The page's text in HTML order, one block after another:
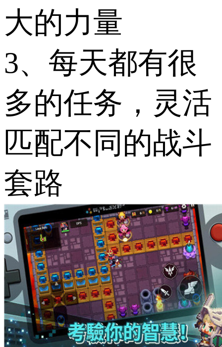
大的力量
3、每天都有很
多的任务，灵活
匹配不同的战斗
套路